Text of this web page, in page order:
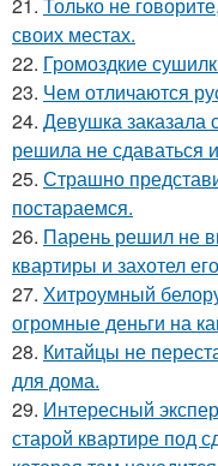
21. Только не
своих местах.
22. Громоздкие
23. Чем отличаются
24. Девушка заказала
решила не сдаваться
25. Страшно
постараемся.
26. Парень решил не
квартиры и захотел
27. Хитроумный
огромные деньги на
28. Китайцы не
для дома.
29. Интересный
старой квартире под